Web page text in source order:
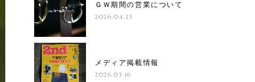
ＧＷ期間の営業について
2026.04.23
メディア掲載情報
2026.03.16